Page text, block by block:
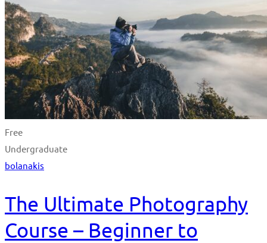
Free
Undergraduate
bolanakis
The Ultimate Photography
Course – Beginner to